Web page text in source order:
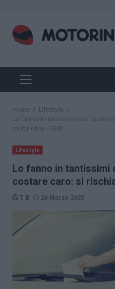
content
PRIMARY
MENU
Home
Lifestyle
Lo fanno in tantissimi con l’auto
multe oltre i 300€
Lifestyle
Lo fanno in tantissimi
costare caro: si
T B 26 Marzo 2025